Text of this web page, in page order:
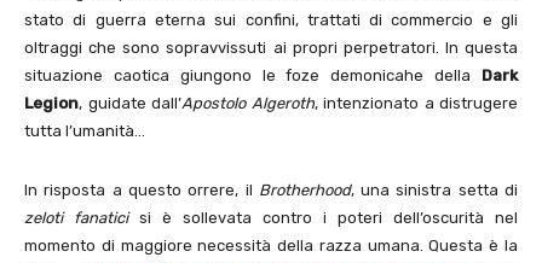
stato di guerra eterna sui confini, trattati di commercio e gli
oltraggi che sono sopravvissuti ai propri perpetratori. In questa
situazione caotica giungono le foze demonicahe della Dark
Legion, guidate dall’Apostolo Algeroth, intenzionato a distrugere
tutta l’umanità…
In risposta a questo orrere, il Brotherhood, una sinistra setta di
zeloti fanaticisi è sollevata contro i poteri dell’oscurità nel
momento di maggiore necessità della razza umana. Questa è la